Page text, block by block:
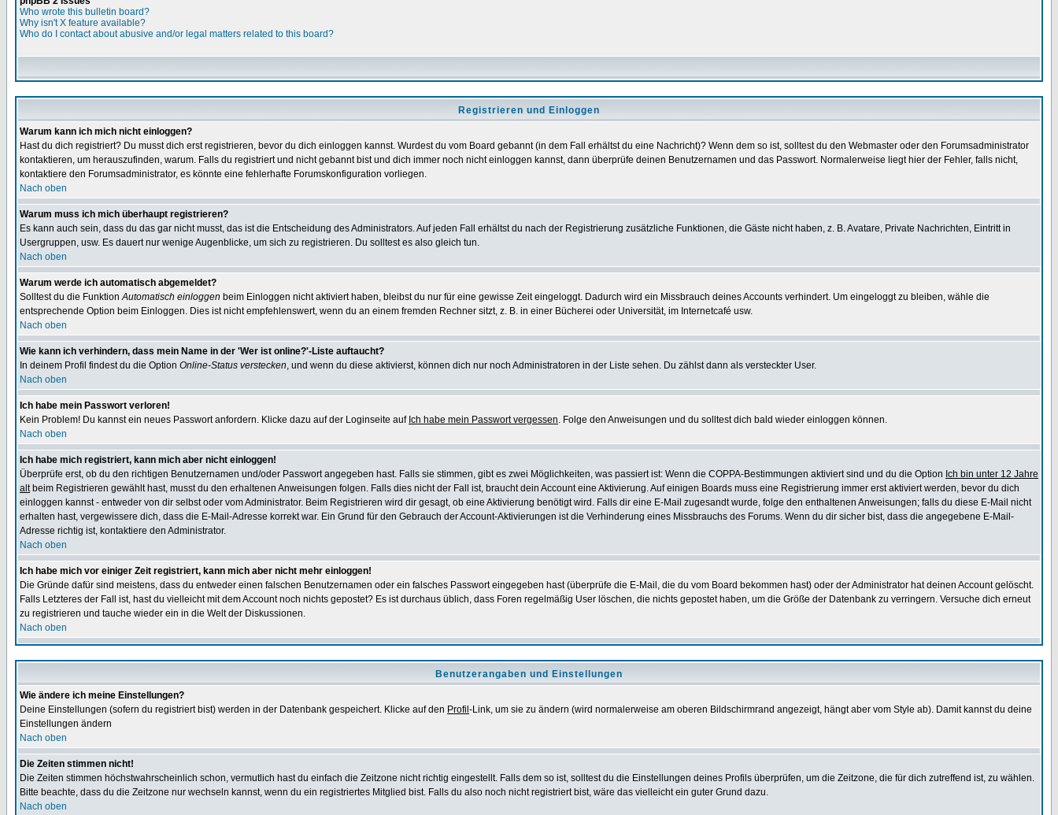
Who wrote this bulletin board?
Why isn't X feature available?
Who do I contact about abusive and/or legal matters related to this board?
Registrieren und Einloggen
Warum kann ich mich nicht einloggen?
Hast du dich registriert? Du musst dich erst registrieren, bevor du dich einloggen kannst. Wurdest du vom Board gebannt (in dem Fall erhältst du eine Nachricht)? Wenn dem so ist, solltest du den Webmaster oder den Forumsadministrator
kontaktieren, um herauszufinden, warum. Falls du registriert und nicht gebannt bist und dich immer noch nicht einloggen kannst, dann überprüfe deinen Benutzernamen und das Passwort. Normalerweise liegt hier der Fehler, falls nicht,
kontaktiere den Forumsadministrator, es könnte eine fehlerhafte Forumskonfiguration vorliegen.
Nach oben
Warum muss ich mich überhaupt registrieren?
Es kann auch sein, dass du das gar nicht musst, das ist die Entscheidung des Administrators. Auf jeden Fall erhältst du nach der Registrierung zusätzliche Funktionen, die Gäste nicht haben, z. B. Avatare, Private Nachrichten, Eintritt in
Usergruppen, usw. Es dauert nur wenige Augenblicke, um sich zu registrieren. Du solltest es also gleich tun.
Nach oben
Warum werde ich automatisch abgemeldet?
Solltest du die FunktionAutomatisch einloggen beim Einloggen nicht aktiviert haben, bleibst du nur für eine gewisse Zeit eingeloggt. Dadurch wird ein Missbrauch deines Accounts verhindert. Um eingeloggt zu bleiben, wähle die
entsprechende Option beim Einloggen. Dies ist nicht empfehlenswert, wenn du an einem fremden Rechner sitzt, z. B. in einer Bücherei oder Universität, im Internetcafé usw.
Nach oben
Wie kann ich verhindern, dass mein Name in der 'Wer ist online?'-Liste auftaucht?
In deinem Profil findest du die Option Online-Status verstecken, und wenn du diese aktivierst, können dich nur noch Administratoren in der Liste sehen. Du zählst dann als versteckter User.
Nach oben
Ich habe mein Passwort verloren!
Kein Problem! Du kannst ein neues Passwort anfordern. Klicke dazu auf der Loginseite auf Ich habe mein Passwort vergessen. Folge den Anweisungen und du solltest dich bald wieder einloggen können.
Nach oben
Ich habe mich registriert, kann mich aber nicht einloggen!
Überprüfe erst, ob du den richtigen Benutzernamen und/oder Passwort angegeben hast. Falls sie stimmen, gibt es zwei Möglichkeiten, was passiert ist: Wenn die COPPA-Bestimmungen aktiviert sind und du die Option Ich bin unter 12 Jahre
altbeim Registrieren gewählt hast, musst du den erhaltenen Anweisungen folgen. Falls dies nicht der Fall ist, braucht dein Account eine Aktivierung. Auf einigen Boards muss eine Registrierung immer erst aktiviert werden, bevor du dich
einloggen kannst - entweder von dir selbst oder vom Administrator. Beim Registrieren wird dir gesagt, ob eine Aktivierung benötigt wird. Falls dir eine E-Mail zugesandt wurde, folge den enthaltenen Anweisungen; falls du diese E-Mail nicht
erhalten hast, vergewissere dich, dass die E-Mail-Adresse korrekt war. Ein Grund für den Gebrauch der Account-Aktivierungen ist die Verhinderung eines Missbrauchs des Forums. Wenn du dir sicher bist, dass die angegebene E-Mail-
Adresse richtig ist, kontaktiere den Administrator.
Nach oben
Ich habe mich vor einiger Zeit registriert, kann mich aber nicht mehr einloggen!
Die Gründe dafür sind meistens, dass du entweder einen falschen Benutzernamen oder ein falsches Passwort eingegeben hast (überprüfe die E-Mail, die du vom Board bekommen hast) oder der Administrator hat deinen Account gelöscht.
Falls Letzteres der Fall ist, hast du vielleicht mit dem Account noch nichts gepostet? Es ist durchaus üblich, dass Foren regelmäßig User löschen, die nichts gepostet haben, um die Größe der Datenbank zu verringern. Versuche dich erneut
zu registrieren und tauche wieder ein in die Welt der Diskussionen.
Nach oben
Benutzerangaben und Einstellungen
Wie ändere ich meine Einstellungen?
Deine Einstellungen (sofern du registriert bist) werden in der Datenbank gespeichert. Klicke auf den Profil -Link, um sie zu ändern (wird normalerweise am oberen Bildschirmrand angezeigt, hängt aber vom Style ab). Damit kannst du deine
Einstellungen ändern
Nach oben
Die Zeiten stimmen nicht!
Die Zeiten stimmen höchstwahrscheinlich schon, vermutlich hast du einfach die Zeitzone nicht richtig eingestellt. Falls dem so ist, solltest du die Einstellungen deines Profils überprüfen, um die Zeitzone, die für dich zutreffend ist, zu wählen.
Bitte beachte, dass du die Zeitzone nur wechseln kannst, wenn du ein registriertes Mitglied bist. Falls du also noch nicht registriert bist, wäre das vielleicht ein guter Grund dazu.
Nach oben